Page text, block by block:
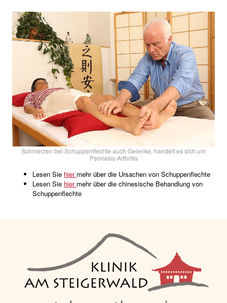
Schmerzen bei Schuppenflechte auch Gelenke, handelt es sich um
Psoriasis-Arthritis
Lesen Sie hier mehr über die Ursachen von Schuppenflechte
Lesen Sie hier mehr über die chinesische Behandlung von
Schuppenflechte